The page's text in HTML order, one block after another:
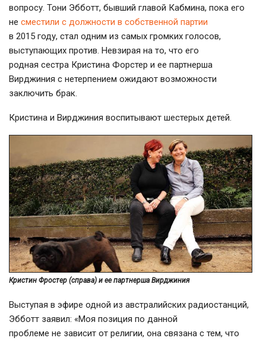
вопросу. Тони Эбботт, бывший главой Кабмина, пока его
не сместили с должности в собственной партии
в 2015 году, стал одним из самых громких голосов,
выступающих против. Невзирая на то, что его
родная сестра Кристина Форстер и ее партнерша
Вирджиния с нетерпением ожидают возможности
заключить брак.
Кристина и Вирджиния воспитывают шестерых детей.
Кристин Фростер (справа) и ее партнерша Вирджиния
Выступая в эфире одной из австралийских радиостанций,
Эбботт заявил: «Моя позиция по данной
проблеме не зависит от религии, она связана с тем, что